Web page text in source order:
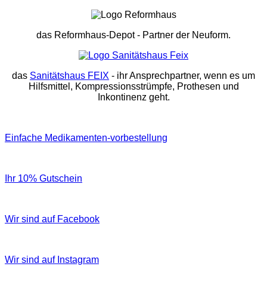
das Reformhaus-Depot- Partner der Neuform.
das Sanitätshaus FEIX - ihr Ansprechpartner, wenn es um
Hilfsmittel, Kompressionsstrümpfe, Prothesen und
Inkontinenz geht.
Einfache Medikamenten-vorbestellung
Ihr 10% Gutschein
Wir sind auf Facebook
Wir sind auf Instagram